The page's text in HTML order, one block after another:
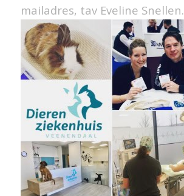
mailadres, tav Eveline Snellen.